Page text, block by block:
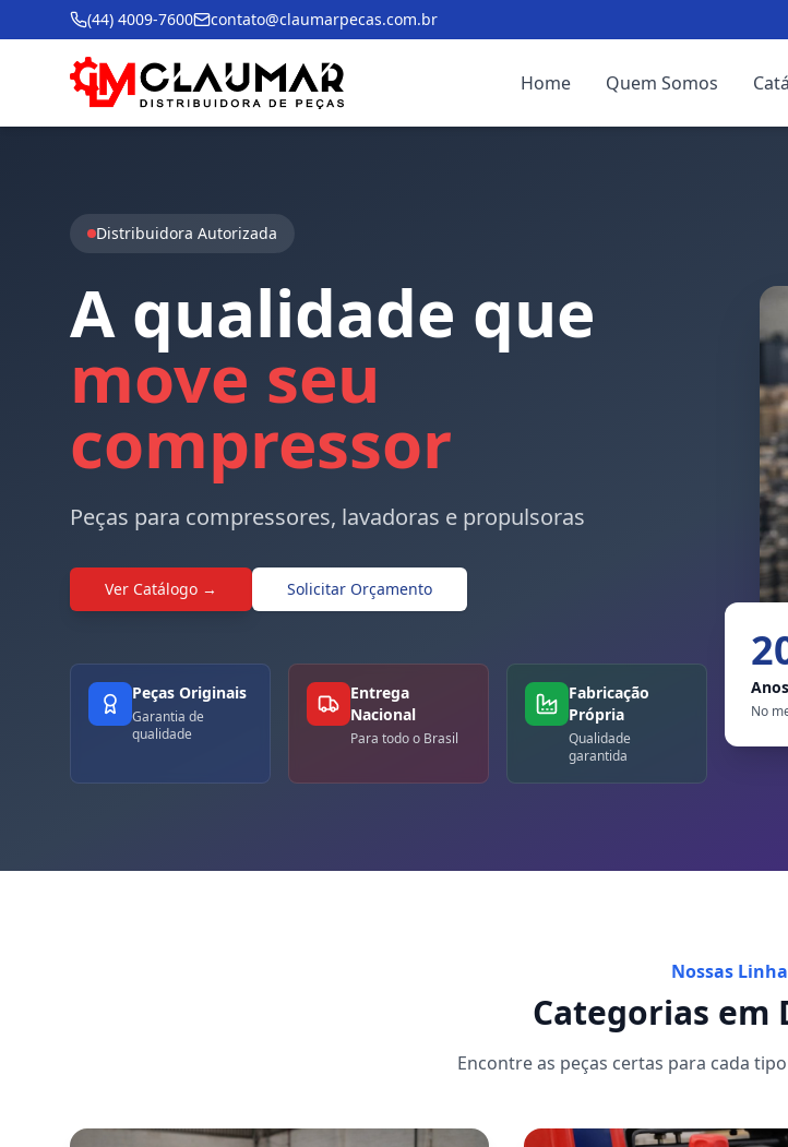
(44) 4009-7600 contato@claumarpecas.com.br
Home Quem Somos
Distribuidora Autorizada
A qualidade que
move seu
compressor
Peças para compressores, lavadoras e propulsoras
Ver Catálogo → Solicitar Orçamento
Peças Originais
Garantia de
qualidade
Entrega
Nacional
Para todo o Brasil
Fabricação
Própria
Qualidade
garantida
No
Nossas
Categorias em
Encontre as peças certas para cada